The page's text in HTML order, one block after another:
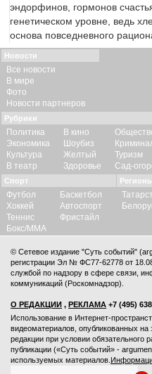
эндорфинов, гормонов
генетическом уровне, ведь
основа повседневного
Новости
Все новости
В мире
Фото
Новости партнеров
Рубрики
Политика
Экономика
Культура
В театр
В кино
Шоубиз
Желтый
Здоровье
Туризм
Сад-
Спорт
Футбол
Хоккей
Теннис
Бокс/ММА
Баскетбол
Автоспорт
Фристайл
Регионы
© Сетевое издание "Суть событий"
регистрации Эл № ФС77-62778 от
службой по надзору в сфере связи,
коммуникаций (Роскомнадзор).
О РЕДАКЦИИ , РЕКЛАМА +7 (495)
Использование в Интернет-
видеоматериалов, опубликованных на
редакции при условии обязательного
публикации («Суть событий» -
используемых материалов.